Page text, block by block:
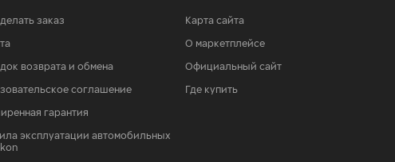
18 990 КУПИТЬ
заказ
возврата и обмена
соглашение
гарантия
эксплуатации автомобильных
Карта сайта
О маркетплейсе
Официальный сайт
Где купить